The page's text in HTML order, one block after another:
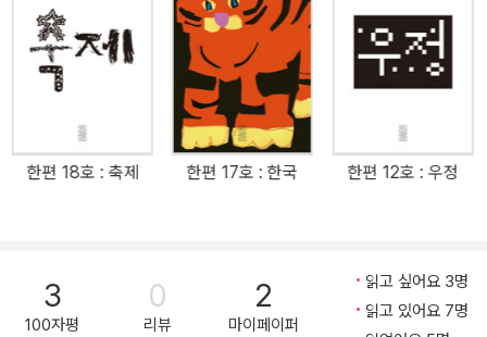
웃음의 격차를 드러내고 메우면서 마침내 대화를 시작할 수 있을까?
절망이라는 조건에서 나와 세상을 알아가기 진지한 현실에서 기발한
상상력을 끝까지 밀어붙이는 이야기가 만들어 내는 격차는 웃음을 자
아낸다. 소설가 들깨의 「지배자의 몰락」이 묘사하는 현실은 악의로 가
득하지만, 세상에는 악을 막을 수 있는 “부조리하고 우스꽝스러운”
것들도 있다. 정치평론가 김민하의「누구와 웃을 것인가」는 불법 계엄
이라는 초유의 사태에 응원봉과 오타쿠 깃발이 등장한 시위의 의미를
길은 「나락에서의 농담」에서 유머의 조건을 사유한다. 유머가 “자신
의 고통과 타협하지 않기 위한 싸움”이라면, 절망은 유머를 터득하기
한편 18호 : 축제 한편 17호 : 한국 한편 12호 : 우정
3
100자평
0
리뷰
2
마이페이퍼
읽고 싶어요 3명
읽고 있어요 7명